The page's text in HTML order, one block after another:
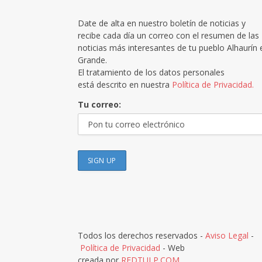
Date de alta en nuestro boletín de noticias y
recibe cada día un correo con el resumen de las
noticias más interesantes de tu pueblo Alhaurín
Grande.
El tratamiento de los datos personales
está descrito en nuestra Política de Privacidad.
Tu correo:
Todos los derechos reservados - Aviso Legal -
Política de Privacidad - Web